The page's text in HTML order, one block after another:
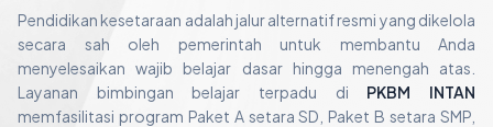
Pendidikan kesetaraan adalah jalur alternatif resmi yang dikelola
secara sah oleh pemerintah untuk membantu Anda
menyelesaikan wajib belajar dasar hingga menengah atas.
Layanan bimbingan belajar terpadu di PKBM INTAN
memfasilitasi program Paket A setara SD, Paket B setara SMP,